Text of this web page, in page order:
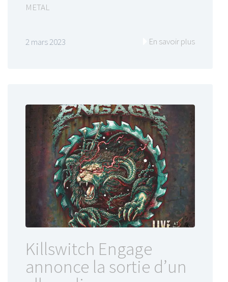
METAL
2 mars 2023 En savoir plus
Killswitch Engage
annonce la sortie d’un